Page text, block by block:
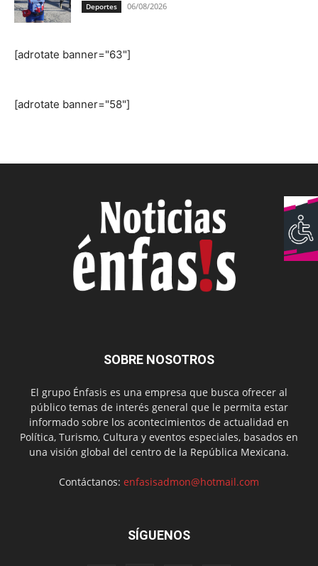
Deportes 06/08/2026
[adrotate banner="63"]
[adrotate banner="58"]
SOBRE NOSOTROS
El grupo Énfasis es una empresa que busca ofrecer al
público temas de interés general que le permita estar
informado sobre los acontecimientos de actualidad en
Política, Turismo, Cultura y eventos especiales, basados en
una visión global del centro de la República Mexicana.
Contáctanos: enfasisadmon@hotmail.com
SÍGUENOS